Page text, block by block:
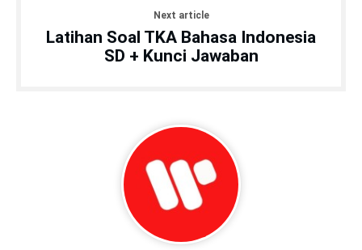
Next article
Latihan Soal TKA Bahasa Indonesia
SD + Kunci Jawaban